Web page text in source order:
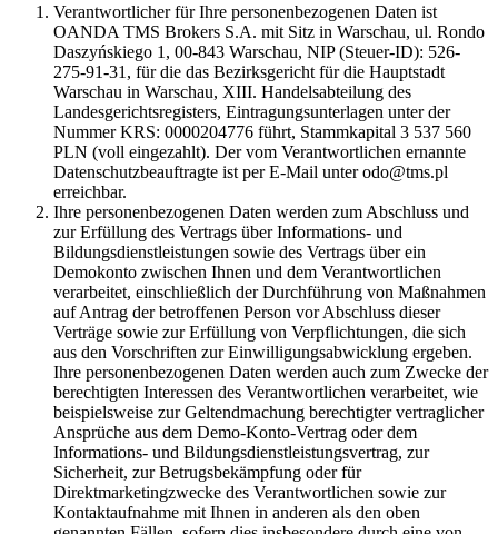
Verantwortlicher für Ihre personenbezogenen Daten ist
OANDA TMS Brokers S.A. mit Sitz in Warschau, ul. Rondo
Daszyńskiego 1, 00-843 Warschau, NIP (Steuer-ID): 526-
275-91-31, für die das Bezirksgericht für die Hauptstadt
Warschau in Warschau, XIII. Handelsabteilung des
Landesgerichtsregisters, Eintragungsunterlagen unter der
Nummer KRS: 0000204776 führt, Stammkapital 3 537 560
PLN (voll eingezahlt). Der vom Verantwortlichen ernannte
Datenschutzbeauftragte ist per E-Mail unter odo@tms.pl
erreichbar.
Ihre personenbezogenen Daten werden zum Abschluss und
zur Erfüllung des Vertrags über Informations- und
Bildungsdienstleistungen sowie des Vertrags über ein
Demokonto zwischen Ihnen und dem Verantwortlichen
verarbeitet, einschließlich der Durchführung von Maßnahmen
auf Antrag der betroffenen Person vor Abschluss dieser
Verträge sowie zur Erfüllung von Verpflichtungen, die sich
aus den Vorschriften zur Einwilligungsabwicklung ergeben.
Ihre personenbezogenen Daten werden auch zum Zwecke der
berechtigten Interessen des Verantwortlichen verarbeitet, wie
beispielsweise zur Geltendmachung berechtigter vertraglicher
Ansprüche aus dem Demo-Konto-Vertrag oder dem
Informations- und Bildungsdienstleistungsvertrag, zur
Sicherheit, zur Betrugsbekämpfung oder für
Direktmarketingzwecke des Verantwortlichen sowie zur
Kontaktaufnahme mit Ihnen in anderen als den oben